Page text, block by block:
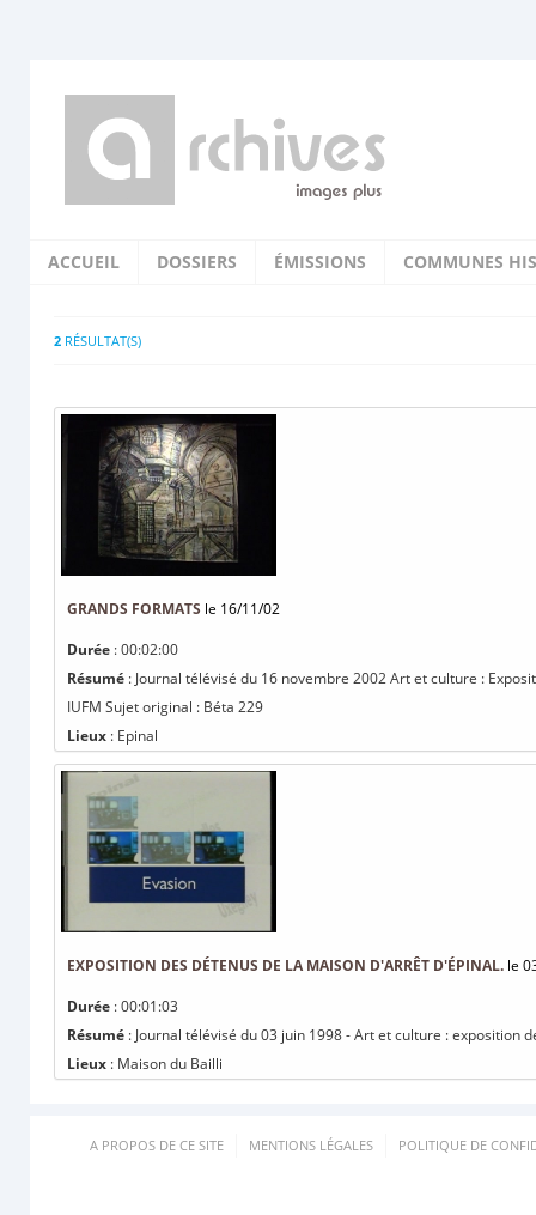
ACCUEIL DOSSIERS ÉMISSIONS COMMUNES
2 RÉSULTAT(S)
GRANDS FORMATS le 16/11/02
Durée : 00:02:00
Résumé : Journal télévisé du 16 novembre 2002 Art et culture :
IUFM Sujet original : Béta 229
Lieux : Epinal
EXPOSITION DES DÉTENUS DE LA MAISON D'ARRÊT D'ÉPINAL. le
Durée : 00:01:03
Résumé : Journal télévisé du 03 juin 1998 - Art et culture : exposition
Lieux : Maison du Bailli
A PROPOS DE CE SITE MENTIONS LÉGALES POLITIQUE DE